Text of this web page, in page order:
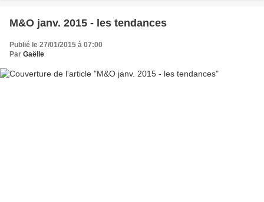
M&O janv. 2015 - les tendances
Publié le 27/01/2015 à 07:00
Par Gaëlle